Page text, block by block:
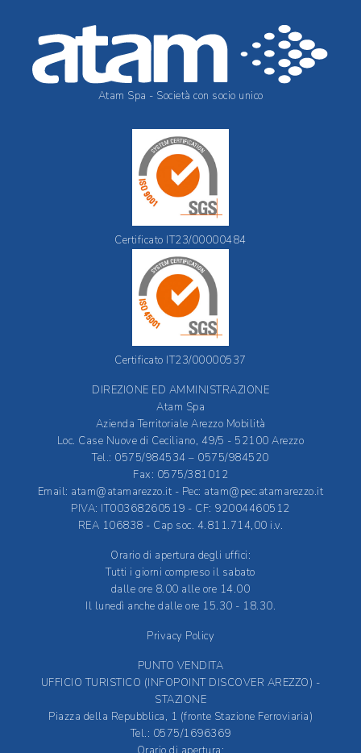
Atam Spa - Società con socio unico
Certificato IT23/00000484
Certificato IT23/00000537
DIREZIONE ED AMMINISTRAZIONE
Atam Spa
Azienda Territoriale Arezzo Mobilità
Loc. Case Nuove di Ceciliano, 49/5 - 52100 Arezzo
Tel.: 0575/984534 – 0575/984520
Fax: 0575/381012
Email: atam@atamarezzo.it - Pec: atam@pec.atamarezzo.it
PIVA: IT00368260519 - CF: 92004460512
REA 106838 - Cap soc. 4.811.714,00 i.v.
Orario di apertura degli uffici:
Tutti i giorni compreso il sabato
dalle ore 8.00 alle ore 14.00
Il lunedì anche dalle ore 15.30 - 18.30.
Privacy Policy
PUNTO VENDITA
UFFICIO TURISTICO (INFOPOINT DISCOVER AREZZO) -
STAZIONE
Piazza della Repubblica, 1 (fronte Stazione Ferroviaria)
Tel.: 0575/1696369